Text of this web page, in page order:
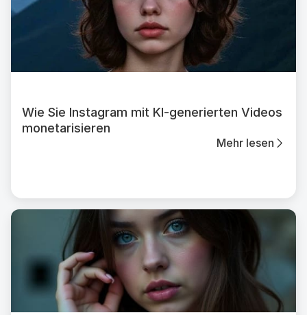
Wie Sie Instagram mit KI-generierten Videos
monetarisieren
Mehr lesen